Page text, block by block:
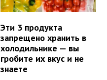
Эти 3 продукта
запрещено хранить в
холодильнике — вы
гробите их вкус и не
знаете